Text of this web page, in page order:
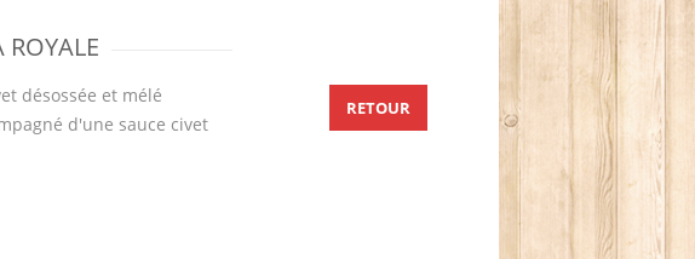
ROYALE
désossée et mélé
d'une sauce civet
RETOUR